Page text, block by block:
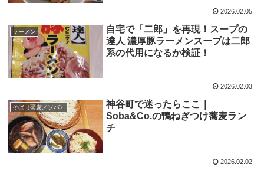
2026.02.05
ラーメン
自宅で「二郎」を再現！スープの
達人 濃厚豚ラーメンスープは二郎
系の代用になるか検証！
2026.02.03
そば（蕎麦／ソバ）
神谷町で迷ったらここ｜
Soba&Co.の鴨ねぎつけ蕎麦ラン
チ
2026.02.02